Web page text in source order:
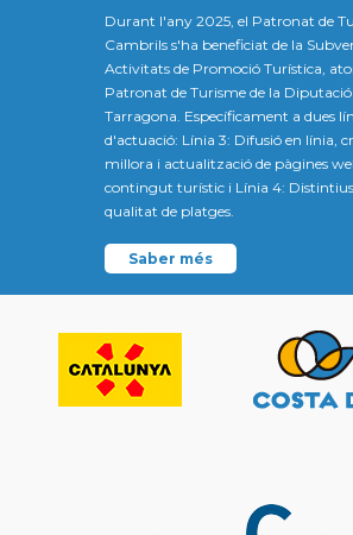
Durant l'any 2025, el Patronat de
Cambrils s'ha beneficiat de la
Activitats de Promoció Turística,
Patronat de Turisme de la Diputació
Tarragona. Específicament a dues
d'actuació: Línia 3: Difusió en línia,
millora i actualització de pàgines
contingut turístic i Línia 4:
qualitat de platges.
Saber més